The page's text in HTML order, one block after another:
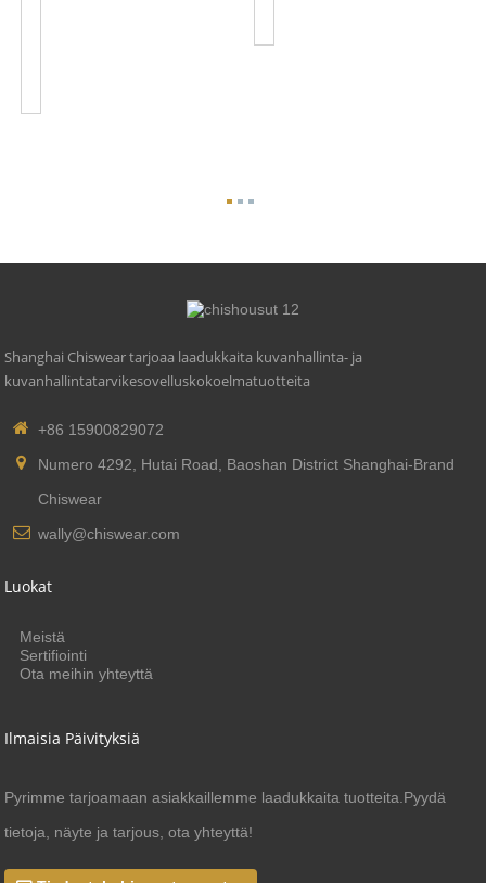
Shanghai Chiswear tarjoaa laadukkaita kuvanhallinta- ja
kuvanhallintatarvikesovelluskokoelmatuotteita
+86 15900829072
Numero 4292, Hutai Road, Baoshan District Shanghai-Brand
Chiswear
wally@chiswear.com
Luokat
Meistä
Sertifiointi
Ota meihin yhteyttä
Ilmaisia ​​päivityksiä
Pyrimme tarjoamaan asiakkaillemme laadukkaita tuotteita.Pyydä
tietoja, näyte ja tarjous, ota yhteyttä!